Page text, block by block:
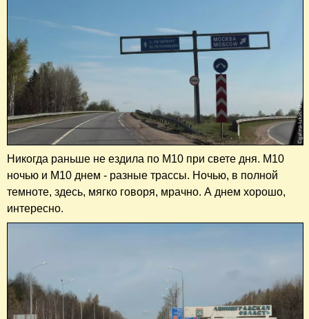
Никогда раньше не ездила по М10 при свете дня. М10
ночью и М10 днем - разные трассы. Ночью, в полной
темноте, здесь, мягко говоря, мрачно. А днем хорошо,
интересно.